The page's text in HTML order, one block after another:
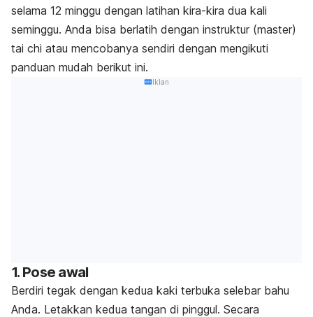
selama 12 minggu dengan latihan kira-kira dua kali
seminggu. Anda bisa berlatih dengan instruktur (master)
tai chi atau mencobanya sendiri dengan mengikuti
panduan mudah berikut ini.
Iklan
1. Pose awal
Berdiri tegak dengan kedua kaki terbuka selebar bahu
Anda. Letakkan kedua tangan di pinggul. Secara